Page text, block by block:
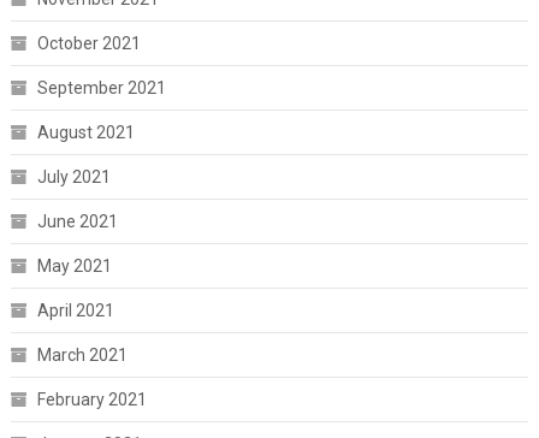
October 2021
September 2021
August 2021
July 2021
June 2021
May 2021
April 2021
March 2021
February 2021